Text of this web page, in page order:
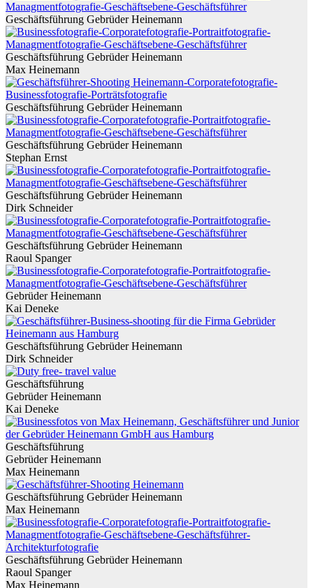
Geschäftsführung Gebrüder Heinemann
Geschäftsführung Gebrüder Heinemann
Max Heinemann
Geschäftsführung Gebrüder Heinemann
Geschäftsführung Gebrüder Heinemann
Stephan Ernst
Geschäftsführung Gebrüder Heinemann
Dirk Schneider
Geschäftsführung Gebrüder Heinemann
Raoul Spanger
Gebrüder Heinemann
Kai Deneke
Geschäftsführung Gebrüder Heinemann
Dirk Schneider
Geschäftsführung
Gebrüder Heinemann
Kai Deneke
Geschäftsführung
Gebrüder Heinemann
Max Heinemann
Geschäftsführung Gebrüder Heinemann
Max Heinemann
Geschäftsführung Gebrüder Heinemann
Raoul Spanger
Max Heinemann